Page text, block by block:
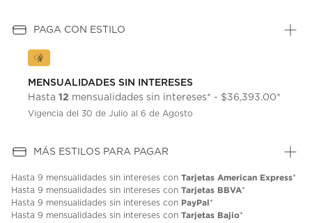
PAGA CON ESTILO
MENSUALIDADES SIN INTERESES
Hasta 12 mensualidades sin intereses* - $36,393.00*
Vigencia del 30 de Julio al 6 de Agosto
MÁS ESTILOS PARA PAGAR
Hasta 9 mensualidades sin intereses con Tarjetas American Express*
Hasta 9 mensualidades sin intereses con Tarjetas BBVA*
Hasta 9 mensualidades sin intereses con PayPal*
Hasta 9 mensualidades sin intereses con Tarjetas Bajio*